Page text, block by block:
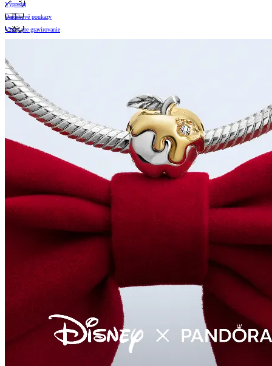
Výpredaj
Darčekové poukazy
Vzory pre gravírovanie